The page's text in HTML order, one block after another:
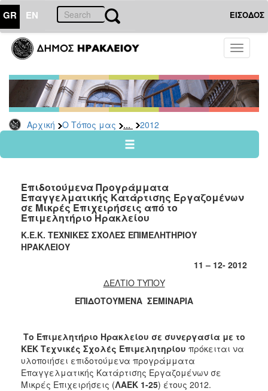
GR EN ΕΙΣΟΔΟΣ
Toggle
Αρχική Ο Τόπος μας ... 2012
ΤΟΠΟΣ
ΜΑΣ
Ανακοινώσεις
Αρχείο
2026
2024
2022
2021
2020
2019
2012
2011
Επιδοτούμενα Προγράμματα
Επαγγελματικής Κατάρτισης Εργαζομένων
σε Μικρές Επιχειρήσεις από το
Επιμελητήριο Ηρακλείου
Κ.Ε.Κ. ΤΕΧΝΙΚΕΣ ΣΧΟΛΕΣ ΕΠΙΜΕΛΗΤΗΡΙΟΥ
ΗΡΑΚΛΕΙΟΥ
11 – 12- 2012
ΔΕΛΤΙΟ ΤΥΠΟΥ
ΕΠΙΔΟΤΟΥΜΕΝΑ ΣΕΜΙΝΑΡΙΑ
Το Επιμελητήριο Ηρακλείου σε συνεργασία με το
ΚΕΚ Τεχνικές Σχολές Επιμελητηρίου πρόκειται να
υλοποιήσει επιδοτούμενα προγράμματα
Επαγγελματικής Κατάρτισης Εργαζομένων σε
Μικρές Επιχειρήσεις (ΛΑΕΚ 1-25) έτους 2012.